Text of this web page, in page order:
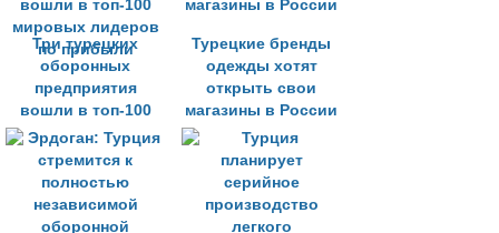
Три турецких
оборонных
предприятия
вошли в топ-100
мировых лидеров
по прибыли
Турецкие бренды
одежды хотят
открыть свои
магазины в России